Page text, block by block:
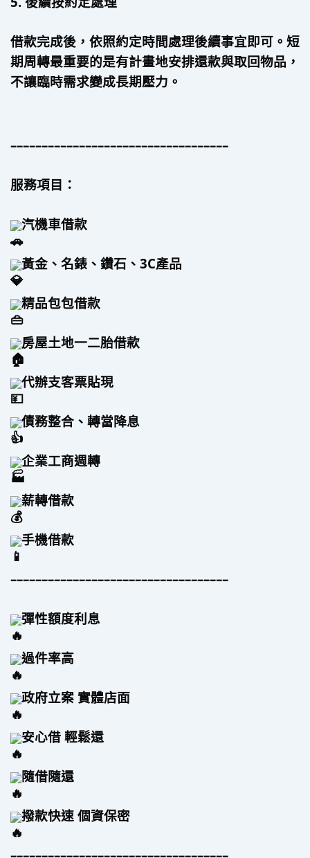
借款完成後，依照約定時間處理後續事宜即可。短
期周轉最重要的是有計畫地安排還款與取回物品，
不讓臨時需求變成長期壓力。
–––––––––––––––––––––––––––––––––––
服務項目：
汽機車借款
黃金、名錶、鑽石、3C產品
精品包包借款
房屋土地一二胎借款
代辦支客票貼現
債務整合、轉當降息
企業工商週轉
薪轉借款
手機借款
–––––––––––––––––––––––––––––––––––
彈性額度利息
過件率高
政府立案 實體店面
安心借 輕鬆還
隨借隨還
撥款快速 個資保密